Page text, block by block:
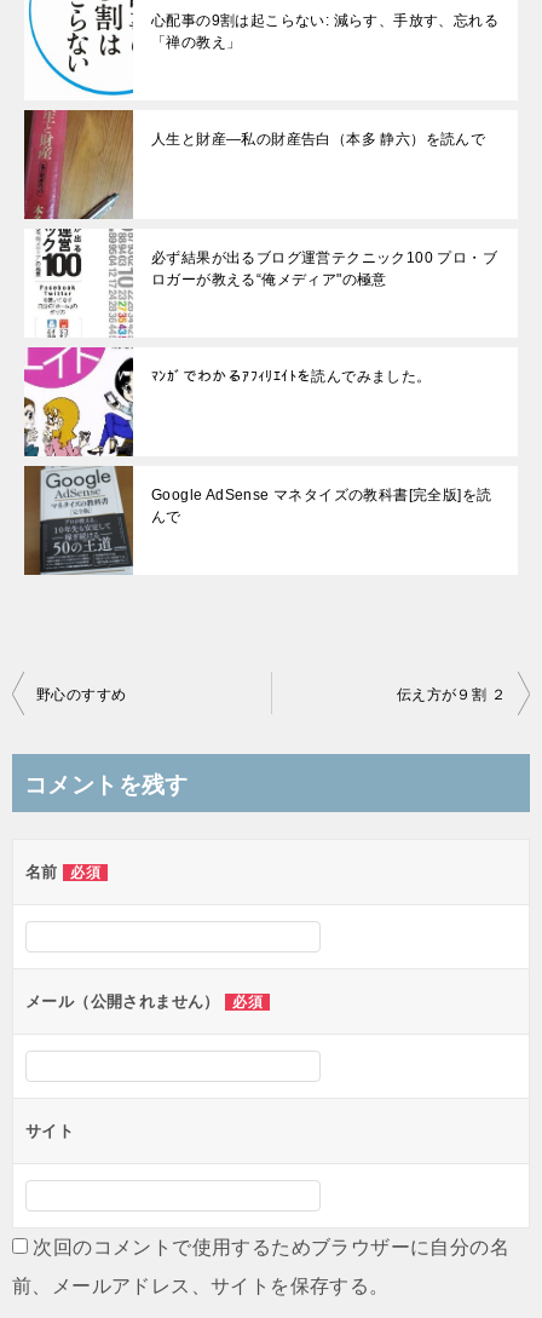
心配事の9割は起こらない: 減らす、手放す、忘れる
「禅の教え」
人生と財産―私の財産告白（本多 静六）を読んで
必ず結果が出るブログ運営テクニック100 プロ・ブ
ロガーが教える“俺メディア"の極意
ﾏﾝｶﾞでわかるｱﾌｨﾘｴｲﾄを読んでみました。
Google AdSense マネタイズの教科書[完全版]を読
んで
投
ビ
ー
シ
ン
野心のすすめ 伝え方が９割 ２
コメントを残す
名前 必須
メール（公開されません） 必須
サイト
次回のコメントで使用するためブラウザーに自分の名
前、メールアドレス、サイトを保存する。